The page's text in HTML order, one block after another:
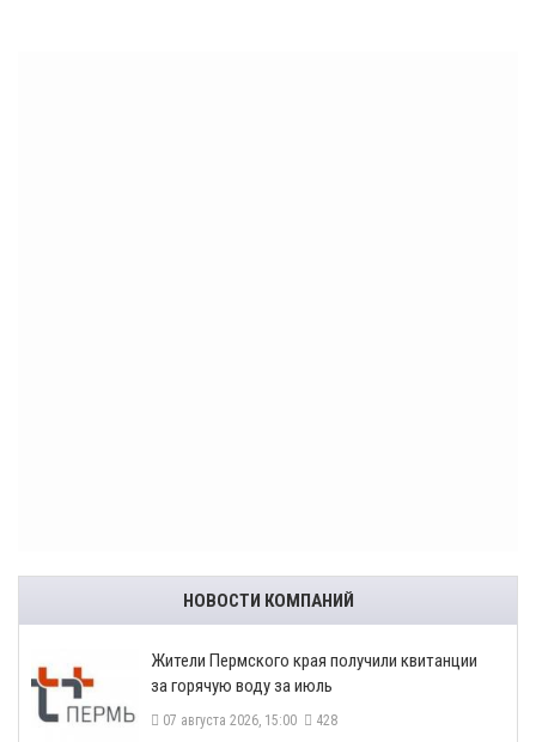
НОВОСТИ КОМПАНИЙ
​Жители Пермского края получили квитанции
за горячую воду за июль
07 августа 2026, 15:00 428